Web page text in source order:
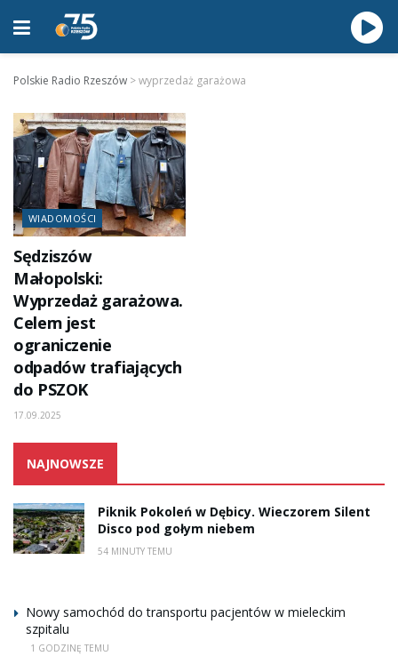
Polskie Radio Rzeszów >wyprzedaż garażowa
WIADOMOŚCI
Sędziszów
Małopolski:
Wyprzedaż garażowa.
Celem jest
ograniczenie
odpadów trafiających
do PSZOK
17.09.2025
NAJNOWSZE
Piknik Pokoleń w Dębicy. Wieczorem Silent
Disco pod gołym niebem
54 MINUTY TEMU
Nowy samochód do transportu pacjentów w mieleckim
szpitalu
1 GODZINĘ TEMU